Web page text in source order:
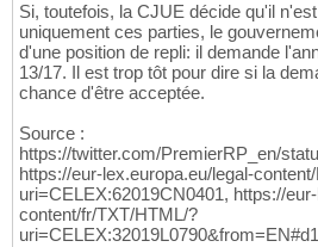
Si, toutefois, la CJUE décide qu'il
uniquement ces parties, le
d'une position de repli: il demande
13/17. Il est trop tôt pour dire si la
chance d'être acceptée.
Source :
https://twitter.com/PremierRP_en/
https://eur-lex.europa.eu/legal-
uri=CELEX:62019CN0401, https://
content/fr/TXT/HTML/?